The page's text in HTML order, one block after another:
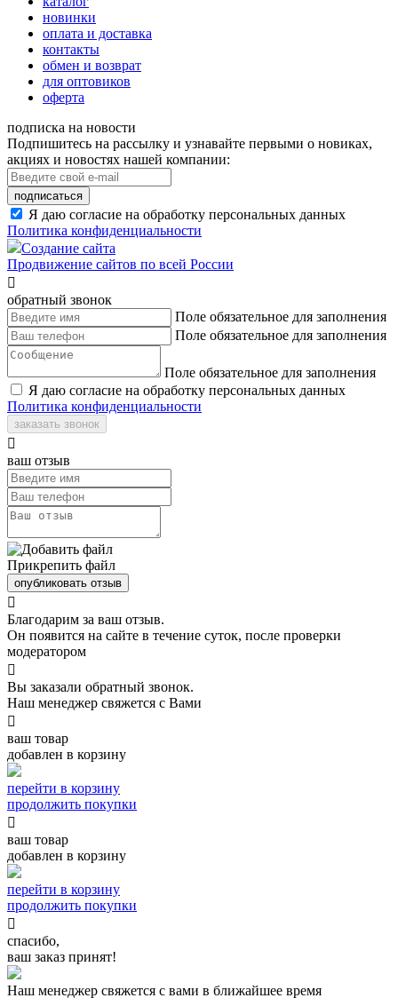
новинки
оплата и доставка
контакты
обмен и возврат
для оптовиков
оферта
подписка на новости
Подпишитесь на рассылку и узнавайте первыми о новиках,
акциях и новостях нашей компании:
подписаться
Я даю согласие на обработку персональных данных
Политика конфиденциальности
Создание сайта
Продвижение сайтов по всей России

обратный звонок
Поле обязательное для заполнения
Поле обязательное для заполнения
Поле обязательное для заполнения
Я даю согласие на обработку персональных данных
Политика конфиденциальности
заказать звонок

ваш отзыв
Прикрепить файл
опубликовать отзыв

Благодарим за ваш отзыв.
Он появится на сайте в течение суток, после проверки
модератором

Вы заказали обратный звонок.
Наш менеджер свяжется с Вами

ваш товар
добавлен в корзину
перейти в корзину
продолжить покупки

ваш товар
добавлен в корзину
перейти в корзину
продолжить покупки

спасибо,
ваш заказ принят!
Наш менеджер свяжется с вами в ближайшее время